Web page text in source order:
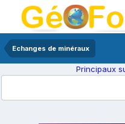
Echanges de minéraux
Principaux